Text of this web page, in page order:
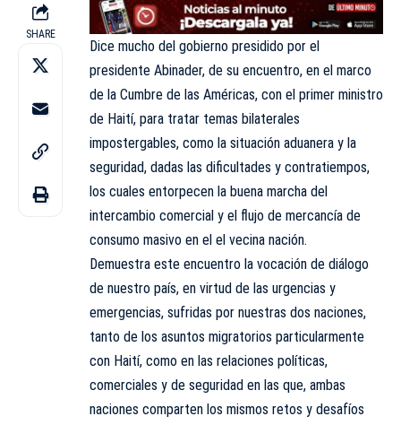
SHARE
Dice mucho del gobierno presidido por el
presidente Abinader, de su encuentro, en el marco
de la Cumbre de las Américas, con el primer ministro
de Haití, para tratar temas bilaterales
impostergables, como la situación aduanera y la
seguridad, dadas las dificultades y contratiempos,
los cuales entorpecen la buena marcha del
intercambio comercial y el flujo de mercancía de
consumo masivo en el el vecina nación.
Demuestra este encuentro la vocación de diálogo
de nuestro país, en virtud de las urgencias y
emergencias, sufridas por nuestras dos naciones,
tanto de los asuntos migratorios particularmente
con Haití, como en las relaciones políticas,
comerciales y de seguridad en las que, ambas
naciones comparten los mismos retos y desafíos